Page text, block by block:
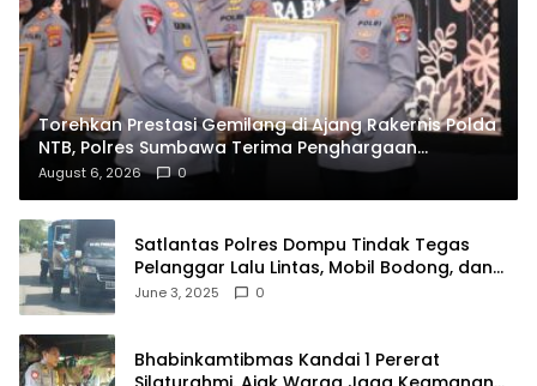
Torehkan Prestasi Gemilang di Ajang Rakernis Polda
NTB, Polres Sumbawa Terima Penghargaan
Pelayanan Prima Kapolri
August 6, 2026 0
Satlantas Polres Dompu Tindak Tegas
Pelanggar Lalu Lintas, Mobil Bodong, dan
Kendaraan Tak Bayar Pajak
June 3, 2025 0
Bhabinkamtibmas Kandai 1 Pererat